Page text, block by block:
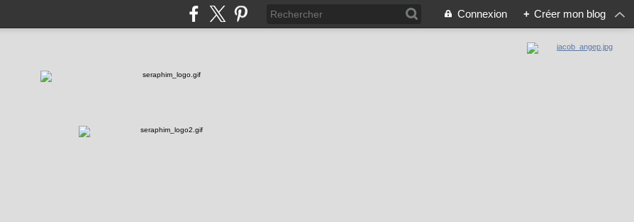
Connexion + Créer mon blog